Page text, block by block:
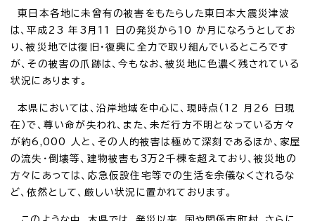
東日本各地に未曾有の被害をもたらした東日本大震災津波
は、平成23 年3月11 日の発災から10 か月になろうとしてお
り、被災地では復旧・復興に全力で取り組んでいるところです
が、その被害の爪跡は、今もなお、被災地に色濃く残されている
状況にあります。
本県においては、沿岸地域を中心に、現時点（12 月26 日現
在）で、尊い命が失われ、また、未だ行方不明となっている方々
が約6,000 人と、その人的被害は極めて深刻であるほか、家屋
の流失・倒壊等、建物被害も3万2千棟を超えており、被災地の
方々にあっては、応急仮設住宅等での生活を余儀なくされるな
ど、依然として、厳しい状況に置かれております。